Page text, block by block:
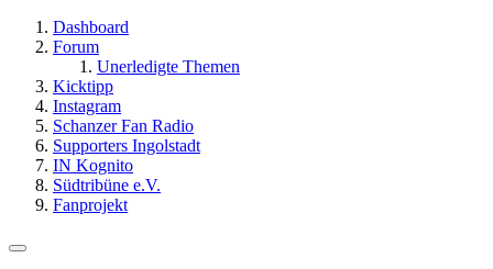
Dashboard
Forum
Unerledigte Themen
Kicktipp
Instagram
Schanzer Fan Radio
Supporters Ingolstadt
IN Kognito
Südtribüne e.V.
Fanprojekt